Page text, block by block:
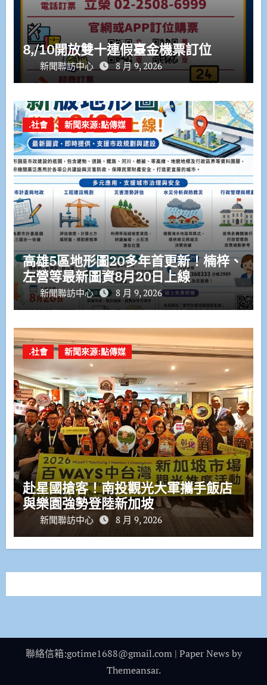
8,/10開放雙十連假臺金機票訂位
新聞聯訪中心 8 月 9, 2026
.社會 新聞來源:點傳媒
高雄5區地形圖20多年首更新！楠梓、
左營等最新圖資8月20日上線
新聞聯訪中心 8 月 9, 2026
.社會 新聞來源:點傳媒
赴星國搶客！南投觀光大軍攜手飯店
與樂園強勢登陸新加坡
新聞聯訪中心 8 月 9, 2026
聯絡信箱:gotime1688@gmail.com | Paper News by
Themeansar.